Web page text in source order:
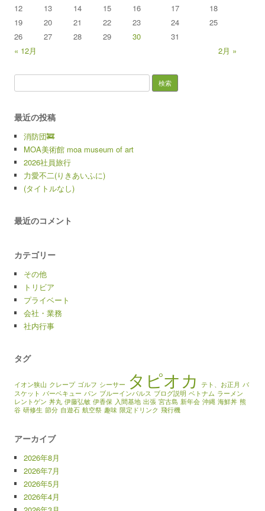
« 12月 2月 »
12
13 14 15 16 17
18
19
20 21 22 23 24
25
26
27 28 29 30 31
最近の投稿
消防団🚒
MOA美術館 moa museum of art
2026社員旅行
力愛不二(りきあいふに)
(タイトルなし)
最近のコメント
カテゴリー
その他
トリビア
プライベート
会社・業務
社内行事
タグ
イオン狭山 クレープ ゴルフ シーサー タピオカ テト、お正月 バ
スケット バーベキュー パン ブルーインパルス ブログ説明 ベトナム ラーメン
レントゲン 丼丸 伊藤弘敏 伊香保 入間基地 出張 宮古島 新年会 沖縄 海鮮丼 熊
谷 研修生 節分 自遊石 航空祭 趣味 限定ドリンク 飛行機
アーカイブ
2026年8月
2026年7月
2026年5月
2026年4月